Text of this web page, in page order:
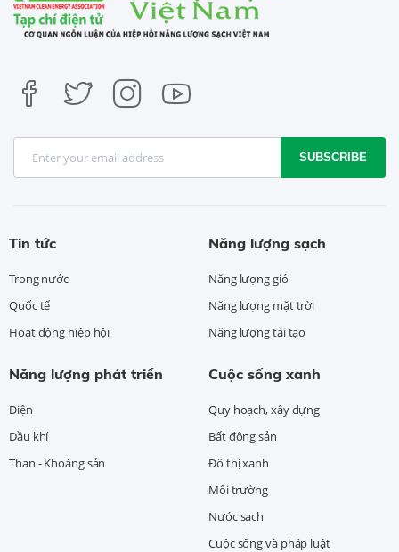
SUBSCRIBE
Tin tức
Trong nước
Quốc tế
Hoạt động hiệp hội
Năng lượng sạch
Năng lượng gió
Năng lượng mặt trời
Năng lượng tái tạo
Năng lượng phát triển
Điện
Dầu khí
Than - Khoáng sản
Cuộc sống xanh
Quy hoạch, xây dựng
Bất động sản
Đô thị xanh
Môi trường
Nước sạch
Cuộc sống và pháp luật